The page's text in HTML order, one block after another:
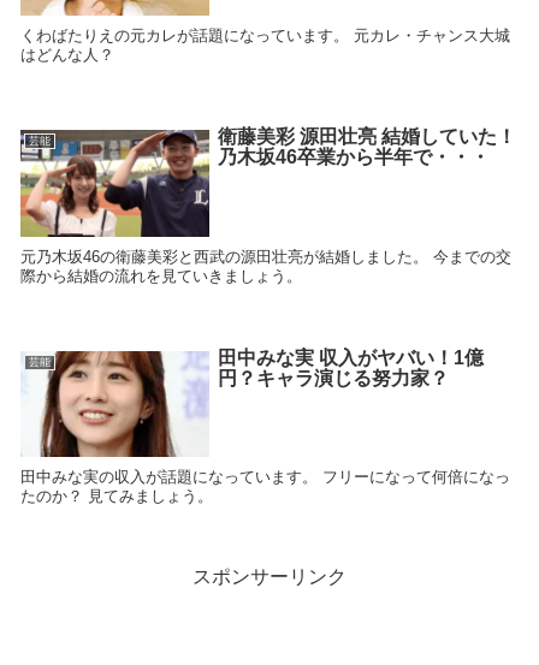
くわばたりえの元カレが話題になっています。 元カレ・チャンス大城
はどんな人？
芸能
衛藤美彩 源田壮亮 結婚していた！
乃木坂46卒業から半年で・・・
元乃木坂46の衛藤美彩と西武の源田壮亮が結婚しました。 今までの交
際から結婚の流れを見ていきましょう。
芸能
田中みな実 収入がヤバい！1億
円？キャラ演じる努力家？
田中みな実の収入が話題になっています。 フリーになって何倍になっ
たのか？ 見てみましょう。
スポンサーリンク